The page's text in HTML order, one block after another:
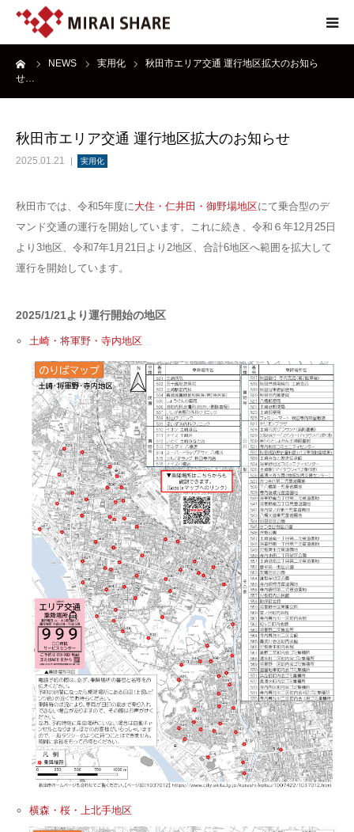
NEWS 実用化
秋田市エリア交通 運行地区拡大のお知ら
せ…
秋田市エリア交通 運行地区拡大のお知らせ
2025.01.21 実用化
秋田市では、令和5年度に大住・仁井田・御野場地区にて乗合型のデ
マンド交通の運行を開始しています。これに続き、令和６年12月25日
より3地区、令和7年1月21日より2地区、合計6地区へ範囲を拡大して
運行を開始しています。
2025/1/21より運行開始の地区
土崎・将軍野・寺内地区
横森・桜・上北手地区
NEWS
SERVICE
REPORT
ABOUT